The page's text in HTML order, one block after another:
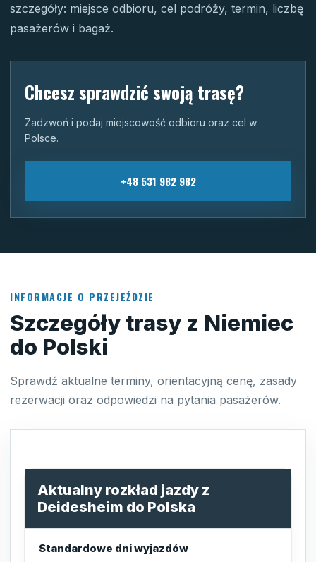
szczegóły: miejsce odbioru, cel podróży, termin, liczbę
pasażerów i bagaż.
Chcesz sprawdzić swoją trasę?
Zadzwoń i podaj miejscowość odbioru oraz cel w
Polsce.
+48 531 982 982
INFORMACJE O PRZEJEŹDZIE
Szczegóły trasy z Niemiec
do Polski
Sprawdź aktualne terminy, orientacyjną cenę, zasady
rezerwacji oraz odpowiedzi na pytania pasażerów.
Aktualny rozkład jazdy z
Deidesheim do Polska
Standardowe dni wyjazdów